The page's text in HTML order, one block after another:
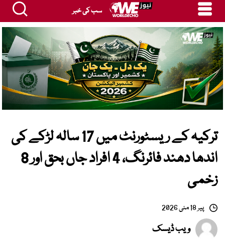
سب کی خبر
ترکیہ کے ریسٹورنٹ میں 17 سالہ لڑکے کی
اندھا دھند فائرنگ، 4 افراد جاں بحق اور 8
زخمی
پیر 18 مئی 2026
ویب ڈیسک